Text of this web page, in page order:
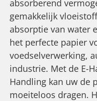
absorberend
gemakkelijk
absorptie van water
het perfecte papier
voedselverwerking,
industrie. Met de E-
Handling kan uw de
moeiteloos dragen.